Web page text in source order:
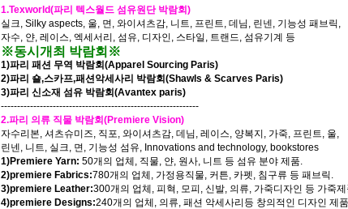
1.Texworld(파리 텍스월드 섬유원단 박람회)
실크, Silky aspects, 울, 면, 와이셔츠감, 니트, 프린트, 데님, 린넨, 기능성 패브릭,
자수, 얀, 레이스, 엑세서리, 섬유, 디자인, 스타일, 트랜드, 섬유기계 등
※동시개최 박람회※
1)파리 패션 무역 박람회(Apparel Sourcing Paris)
2)파리 숄,스카프,패션악세사리 박람회(Shawls & Scarves Paris)
3)파리 신소재 섬유 박람회(Avantex paris)
-------------------------------------------------------------
2.파리 의류 직물 박람회(Premiere Vision)
자수리본, 셔츠슈미즈, 직포, 와이셔츠감, 데님, 레이스, 양복지, 가죽, 프린트, 울,
린넨, 니트, 실크, 면, 기능성 섬유, Innovations and technology, bookstores
1)Premiere Yarn: 50개의 업체, 직물, 얀, 원사, 니트 등 섬유 분야 제품.
2)premiere Fabrics:780개의 업체, 가정용직물, 커튼, 카펫, 침구류 등 패브릭.
3)premiere Leather:300개의 업체, 피혁, 모피, 신발, 의류, 가죽디자인 등 가죽
4)premiere Designs:240개의 업체, 의류, 패션 악세사리등 창의적인 디자인 제